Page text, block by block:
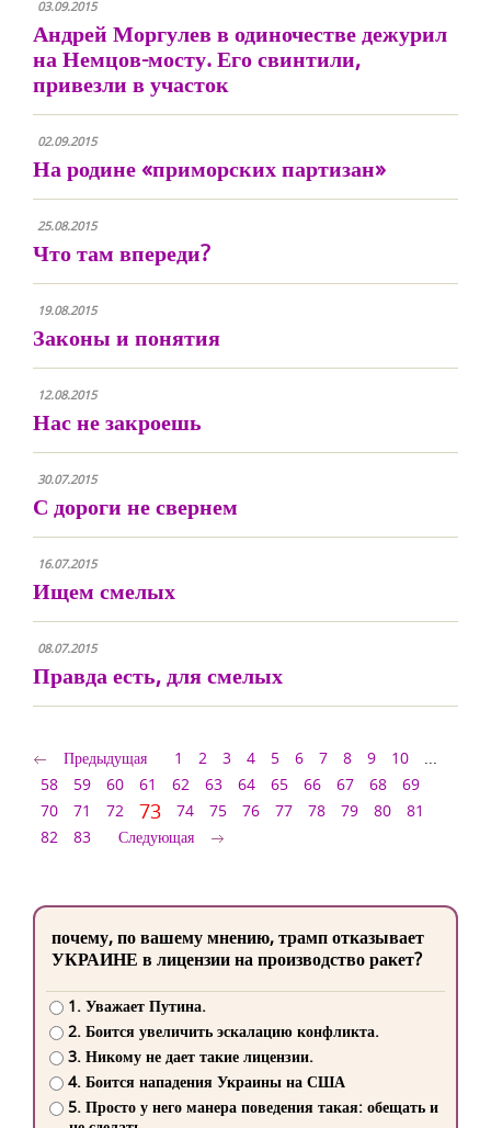
03.09.2015
Андрей Моргулев в одиночестве дежурил
на Немцов-мосту. Его свинтили,
привезли в участок
02.09.2015
На родине «приморских партизан»
25.08.2015
Что там впереди?
19.08.2015
Законы и понятия
12.08.2015
Нас не закроешь
30.07.2015
С дороги не свернем
16.07.2015
Ищем смелых
08.07.2015
Правда есть, для смелых
Предыдущая 1 2 3 4 5 6 7 8 9 10
...
58
59 60 61 62 63 64 65 66 67 68
69
70
71 72 73 74 75 76 77 78 79 80
81
82
83 Следующая
почему, по вашему мнению, трамп отказывает
УКРАИНЕ в лицензии на производство ракет?
1. Уважает Путина.
2. Боится увеличить эскалацию конфликта.
3. Никому не дает такие лицензии.
4. Боится нападения Украины на США
5. Просто у него манера поведения такая: обещать и